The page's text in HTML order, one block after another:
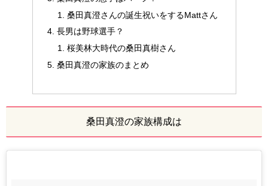
桑田真澄さんの誕生祝いをするMattさん
長男は野球選手？
桜美林大時代の桑田真樹さん
桑田真澄の家族のまとめ
桑田真澄の家族構成は